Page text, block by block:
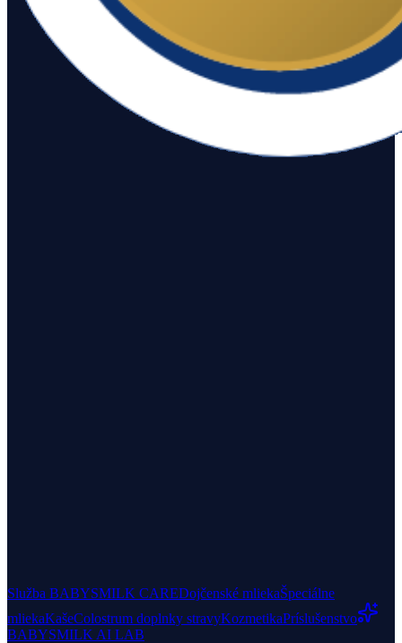
Služba BABYSMILK CAREDojčenské mliekaŠpeciálne
mliekaKašeColostrum doplnky stravyKozmetikaPríslušenstvo
BABYSMILK AI LAB